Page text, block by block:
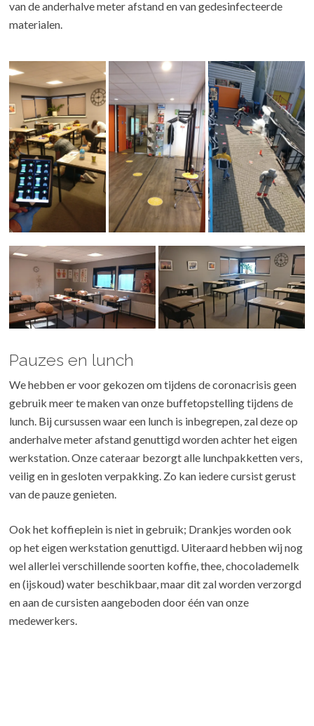
van de anderhalve meter afstand en van gedesinfecteerde
materialen.
Pauzes en lunch
We hebben er voor gekozen om tijdens de coronacrisis geen
gebruik meer te maken van onze buffetopstelling tijdens de
lunch. Bij cursussen waar een lunch is inbegrepen, zal deze op
anderhalve meter afstand genuttigd worden achter het eigen
werkstation. Onze cateraar bezorgt alle lunchpakketten vers,
veilig en in gesloten verpakking. Zo kan iedere cursist gerust
van de pauze genieten.
Ook het koffieplein is niet in gebruik; Drankjes worden ook
op het eigen werkstation genuttigd. Uiteraard hebben wij nog
wel allerlei verschillende soorten koffie, thee, chocolademelk
en (ijskoud) water beschikbaar, maar dit zal worden verzorgd
en aan de cursisten aangeboden door één van onze
medewerkers.